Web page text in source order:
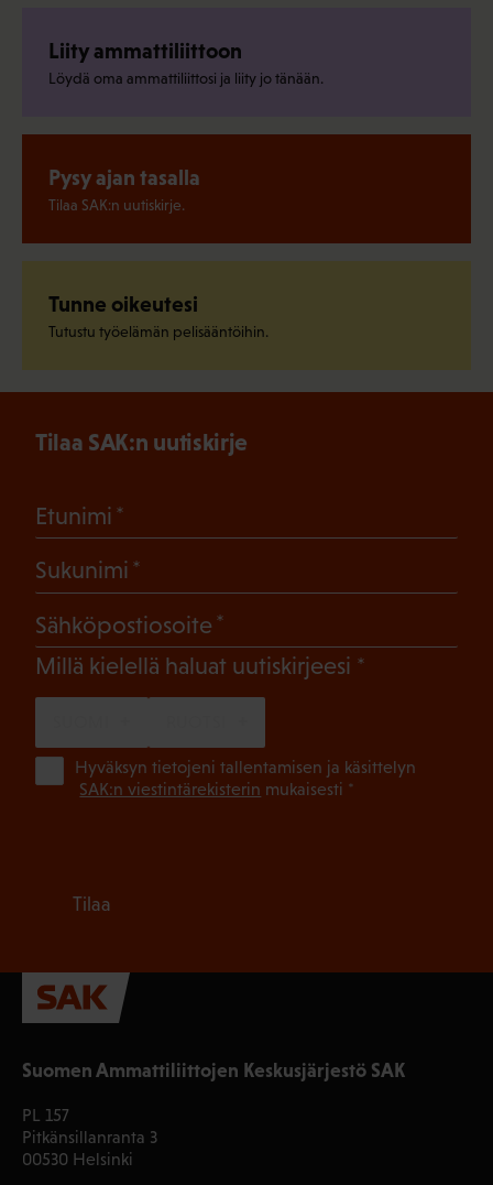
Liity ammattiliittoon
Löydä oma ammattiliittosi ja liity jo tänään.
Pysy ajan tasalla
Tilaa SAK:n uutiskirje.
Tunne oikeutesi
Tutustu työelämän pelisääntöihin.
Suomen Ammattiliittojen Keskusjärjestö SAK
PL 157
Pitkänsillanranta 3
00530 Helsinki
Tilaa SAK:n uutiskirje
Etunimi
Sukunimi
Sähköpostiosoite
Millä kielellä haluat uutiskirjeesi (Pakollinen)
Hyväksyn tietojeni tallentamisen ja käsittelyn
SAK:n viestintärekisterin mukaisesti *
Tilaa